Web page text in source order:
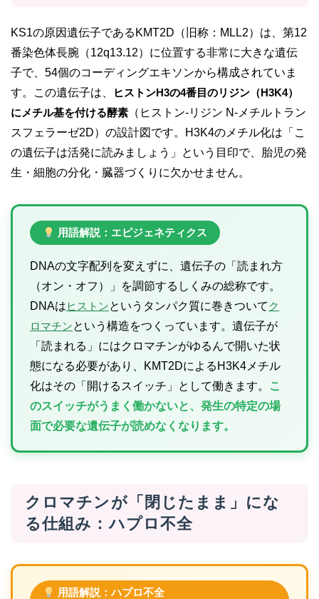
KS1の原因遺伝子であるKMT2D（旧称：MLL2）は、第12
番染色体長腕（12q13.12）に位置する非常に大きな遺伝
子で、54個のコーディングエキソンから構成されていま
す。この遺伝子は、
ヒストンH3の4番目のリジン（H3K4）
にメチル基を付ける酵素 （ヒストン-リジン N-メチルトラン
スフェラーゼ2D）の設計図です。H3K4のメチル化は「こ
の遺伝子は活発に読みましょう」という目印で、胎児の発
生・細胞の分化・臓器づくりに欠かせません。
用語解説：エピジェネティクス
DNAの文字配列を変えずに、遺伝子の「読まれ方
（オン・オフ）」を調節するしくみの総称です。
DNAは ヒストンというタンパク質に巻きついて ク
ロマチンという構造をつくっています。遺伝子が
「読まれる」にはクロマチンがゆるんで開いた状
態になる必要があり、KMT2DによるH3K4メチル
化はその「開けるスイッチ」として働きます。
こ
のスイッチがうまく働かないと、発生の特定の場
面で必要な遺伝子が読めなくなります。
クロマチンが「閉じたまま」にな
る仕組み：ハプロ不全
用語解説：ハプロ不全